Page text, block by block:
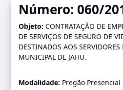
Número: 060/
Objeto:CONTRATAÇÃO DE
DE SERVIÇOS DE SEGURO DE
DESTINADOS AOS SERVIDORES
MUNICIPAL DE JAHU.
Modalidade: Pregão Presencial